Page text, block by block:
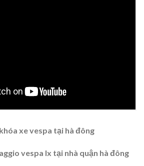
xe vespa tại hà đông
vespa lx tại nhà quận hà đông